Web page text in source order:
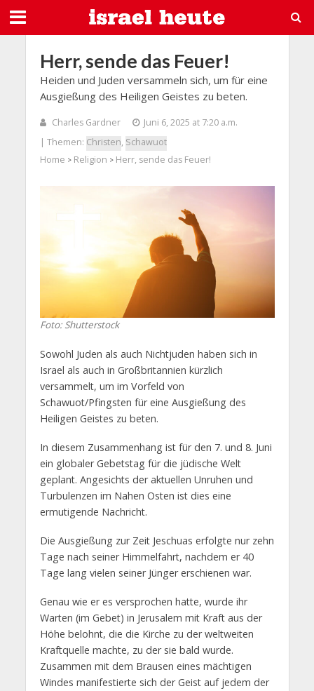
Herr, sende das Feuer!
Heiden und Juden versammeln sich, um für eine
Ausgießung des Heiligen Geistes zu beten.
Charles Gardner
Juni 6, 2025 at 7:20 a.m.
| Themen: Christen, Schawuot
Home > Religion > Herr, sende das Feuer!
Foto: Shutterstock
Sowohl Juden als auch Nichtjuden haben sich in
Israel als auch in Großbritannien kürzlich
versammelt, um im Vorfeld von
Schawuot/Pfingsten für eine Ausgießung des
Heiligen Geistes zu beten.
In diesem Zusammenhang ist für den 7. und 8. Juni
ein globaler Gebetstag für die jüdische Welt
geplant. Angesichts der aktuellen Unruhen und
Turbulenzen im Nahen Osten ist dies eine
ermutigende Nachricht.
Die Ausgießung zur Zeit Jeschuas erfolgte nur zehn
Tage nach seiner Himmelfahrt, nachdem er 40
Tage lang vielen seiner Jünger erschienen war.
Genau wie er es versprochen hatte, wurde ihr
Warten (im Gebet) in Jerusalem mit Kraft aus der
Höhe belohnt, die die Kirche zu der weltweiten
Kraftquelle machte, zu der sie bald wurde.
Zusammen mit dem Brausen eines mächtigen
Windes manifestierte sich der Geist auf jedem der